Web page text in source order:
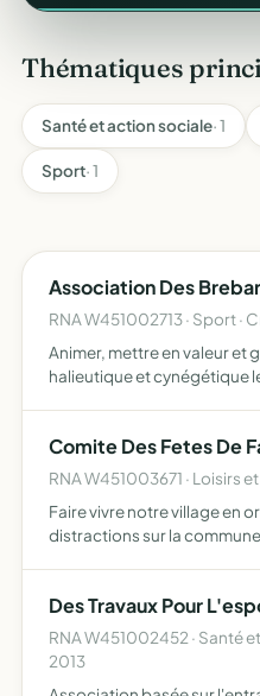
Thématiques
Santé et action sociale· 1
Sport· 1
Association Des
RNA W451002713 · Sport ·
Animer, mettre en valeur et
halieutique et cynégétique
Comite Des Fetes De
RNA W451003671 · Loisirs
Faire vivre notre village en
distractions sur la commune
Des Travaux Pour
RNA W451002452 · Santé
2013